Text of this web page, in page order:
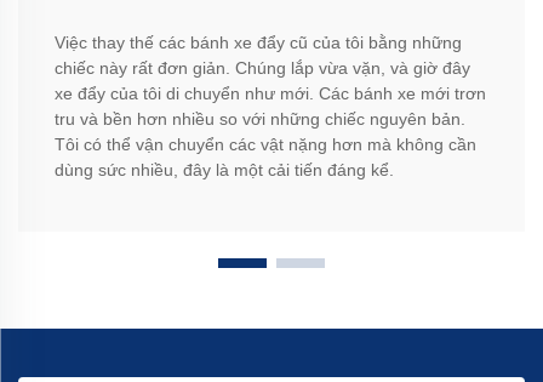
Việc thay thế các bánh xe đẩy cũ của tôi bằng những
chiếc này rất đơn giản. Chúng lắp vừa vặn, và giờ đây
xe đẩy của tôi di chuyển như mới. Các bánh xe mới trơn
tru và bền hơn nhiều so với những chiếc nguyên bản.
Tôi có thể vận chuyển các vật nặng hơn mà không cần
dùng sức nhiều, đây là một cải tiến đáng kể.